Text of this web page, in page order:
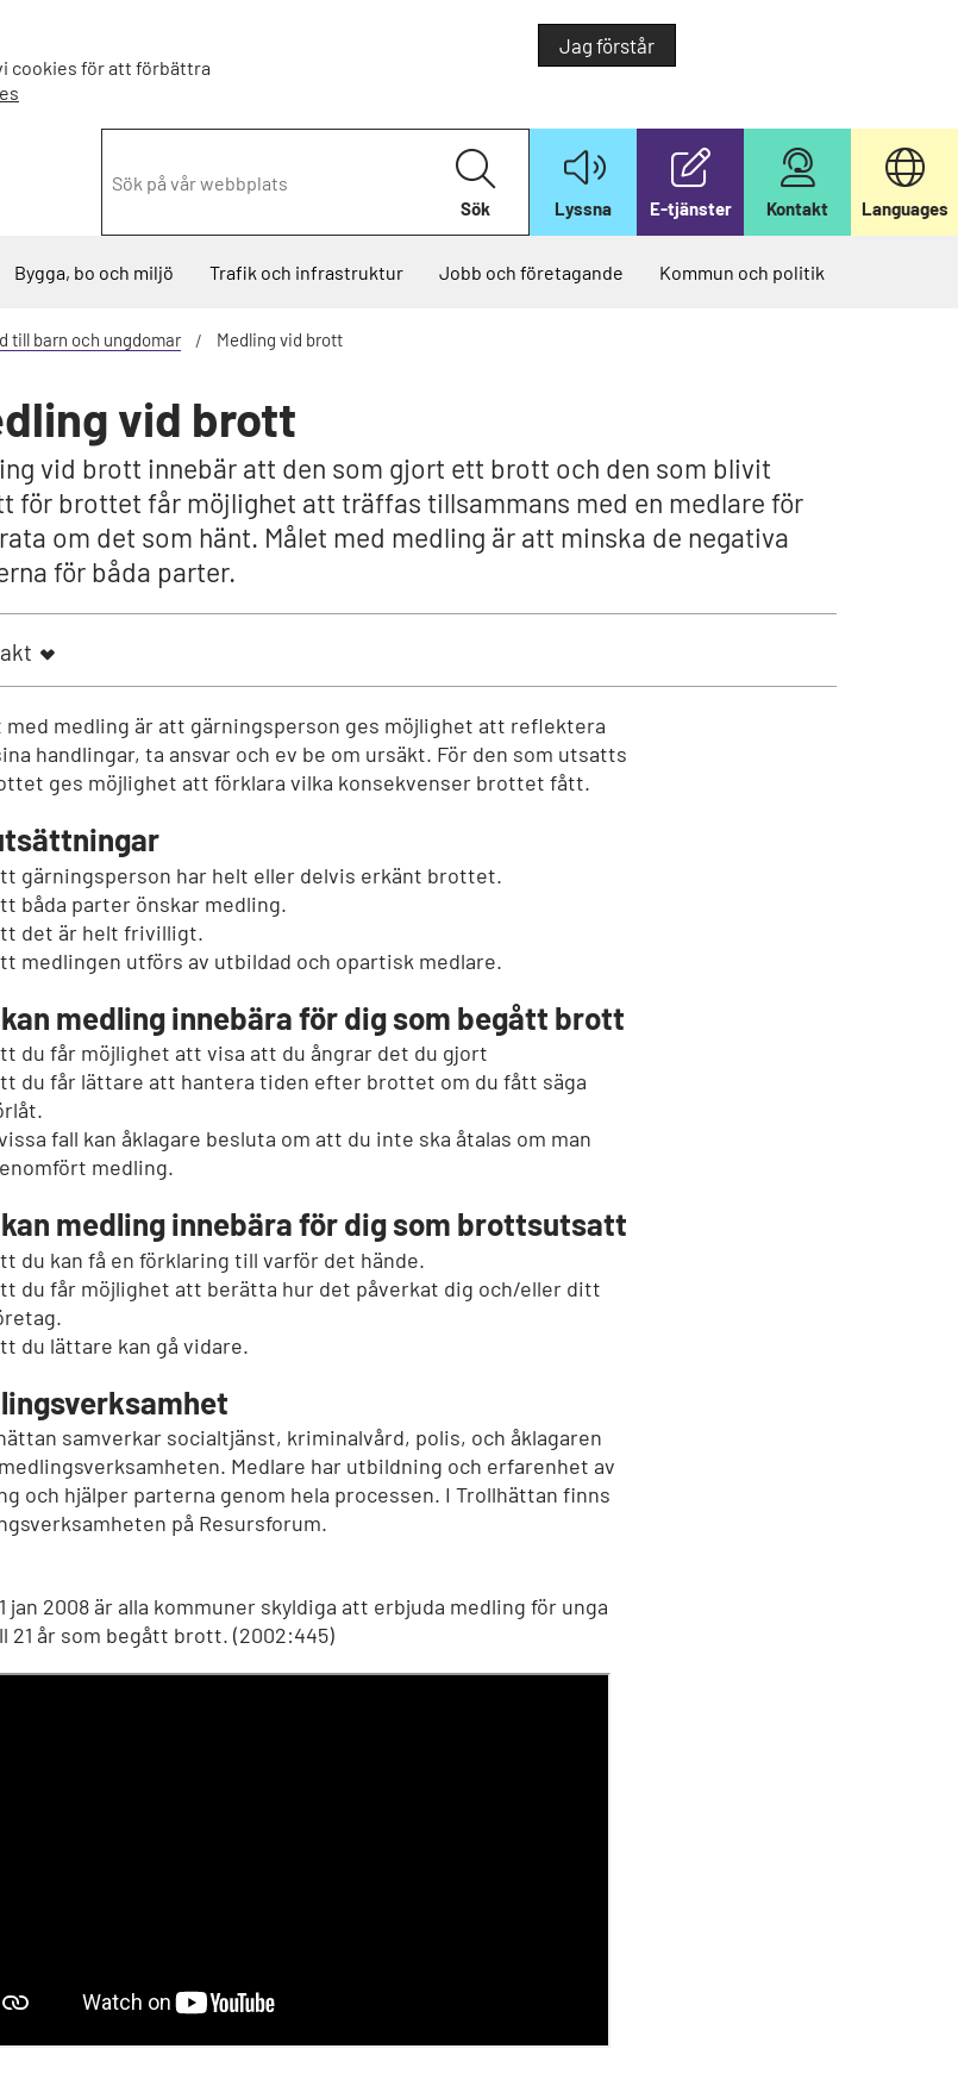
cookies för att förbättra
Jag förstår
å
s
Sök Lyssna E-tjänster Kontakt Languages
Bygga, bo och miljö Trafik och infrastruktur Jobb och företagande Kommun och politik
till barn och ungdomar Medling vid brott
vid brott
vid brott innebär att den som gjort ett brott och den som blivit
för brottet får möjlighet att träffas tillsammans med en medlare för
om det som hänt. Målet med medling är att minska de negativa
för båda parter.
med medling är att gärningsperson ges möjlighet att reflektera
handlingar, ta ansvar och ev be om ursäkt. För den som utsatts
ges möjlighet att förklara vilka konsekvenser brottet fått.
gärningsperson har helt eller delvis erkänt brottet.
båda parter önskar medling.
det är helt frivilligt.
medlingen utförs av utbildad och opartisk medlare.
medling innebära för dig som begått brott
du får möjlighet att visa att du ångrar det du gjort
du får lättare att hantera tiden efter brottet om du fått säga
fall kan åklagare besluta om att du inte ska åtalas om man
medling.
medling innebära för dig som brottsutsatt
du kan få en förklaring till varför det hände.
du får möjlighet att berätta hur det påverkat dig och/eller ditt
du lättare kan gå vidare.
samverkar socialtjänst, kriminalvård, polis, och åklagaren
Medlare har utbildning och erfarenhet av
och hjälper parterna genom hela processen. I Trollhättan finns
på Resursforum.
jan 2008 är alla kommuner skyldiga att erbjuda medling för unga
21 år som begått brott. (2002:445)